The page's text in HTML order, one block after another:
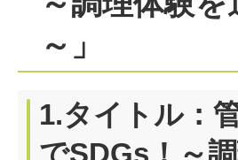
～」
1.タイトル：
でSDGs！～